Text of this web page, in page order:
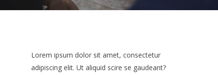
Lorem ipsum dolor sit amet, consectetur
adipiscing elit. Ut aliquid scire se gaudeant?